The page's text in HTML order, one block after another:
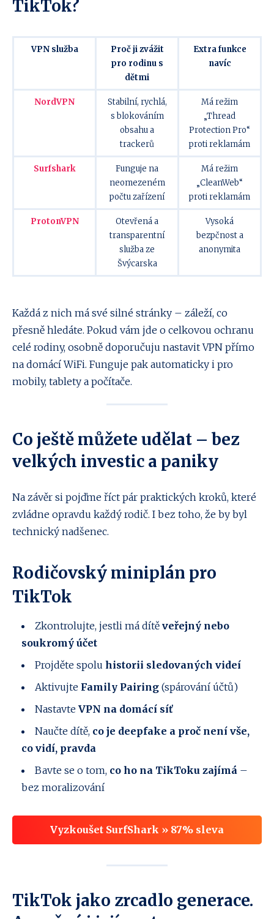
TikTok?
VPN služba
Proč ji zvážit
pro rodinu s
dětmi
Extra funkce
navíc
NordVPN
Stabilní, rychlá,
s blokováním
obsahu a
trackerů
Má režim
„Thread
Protection Pro“
proti reklamám
Surfshark
Funguje na
neomezeném
počtu zařízení
Má režim
„CleanWeb“
proti reklamám
ProtonVPN
Otevřená a
transparentní
služba ze
Švýcarska
Vysoká
bezpčnost a
anonymita
Každá z nich má své silné stránky – záleží, co
přesně hledáte. Pokud vám jde o celkovou ochranu
celé rodiny, osobně doporučuju nastavit VPN přímo
na domácí WiFi. Funguje pak automaticky i pro
mobily, tablety a počítače.
Co ještě můžete udělat – bez
velkých investic a paniky
Na závěr si pojďme říct pár praktických kroků, které
zvládne opravdu každý rodič. I bez toho, že by byl
technický nadšenec.
Rodičovský miniplán pro
TikTok
Zkontrolujte, jestli má dítě veřejný nebo
soukromý účet
Projděte spolu historii sledovaných videí
Aktivujte Family Pairing (spárování účtů)
Nastavte VPN na domácí síť
Naučte dítě, co je deepfake a proč není vše,
co vidí, pravda
Bavte se o tom, co ho na TikToku zajímá –
bez moralizování
Vyzkoušet SurfShark » 87% sleva
TikTok jako zrcadlo generace.